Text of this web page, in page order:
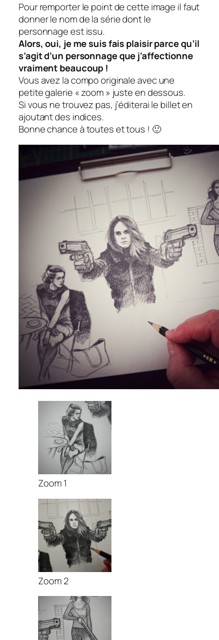
Pour remporter le point de cette image il faut
donner le nom de la série dont le
personnage est issu.
Alors, oui, je me suis fais plaisir parce qu’il
s’agit d’un personnage que j’affectionne
vraiment beaucoup !
Vous avez la compo originale avec une
petite galerie « zoom » juste en dessous.
Si vous ne trouvez pas, j’éditerai le billet en
ajoutant des indices.
Bonne chance à toutes et tous ! 🙂
Zoom 1
Zoom 2